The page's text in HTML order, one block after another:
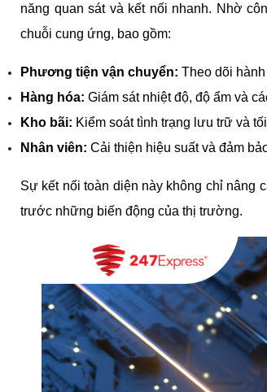
năng quan sát và kết nối nhanh. Nhờ
chuỗi cung ứng, bao gồm:
Phương tiện vận chuyển: Theo dõi
Hàng hóa: Giám sát nhiệt độ, độ ẩm và
Kho bãi: Kiểm soát tình trạng lưu trữ và
Nhân viên: Cải thiện hiệu suất và đảm
Sự kết nối toàn diện này không chỉ nâng
trước những biến động của thị trường.